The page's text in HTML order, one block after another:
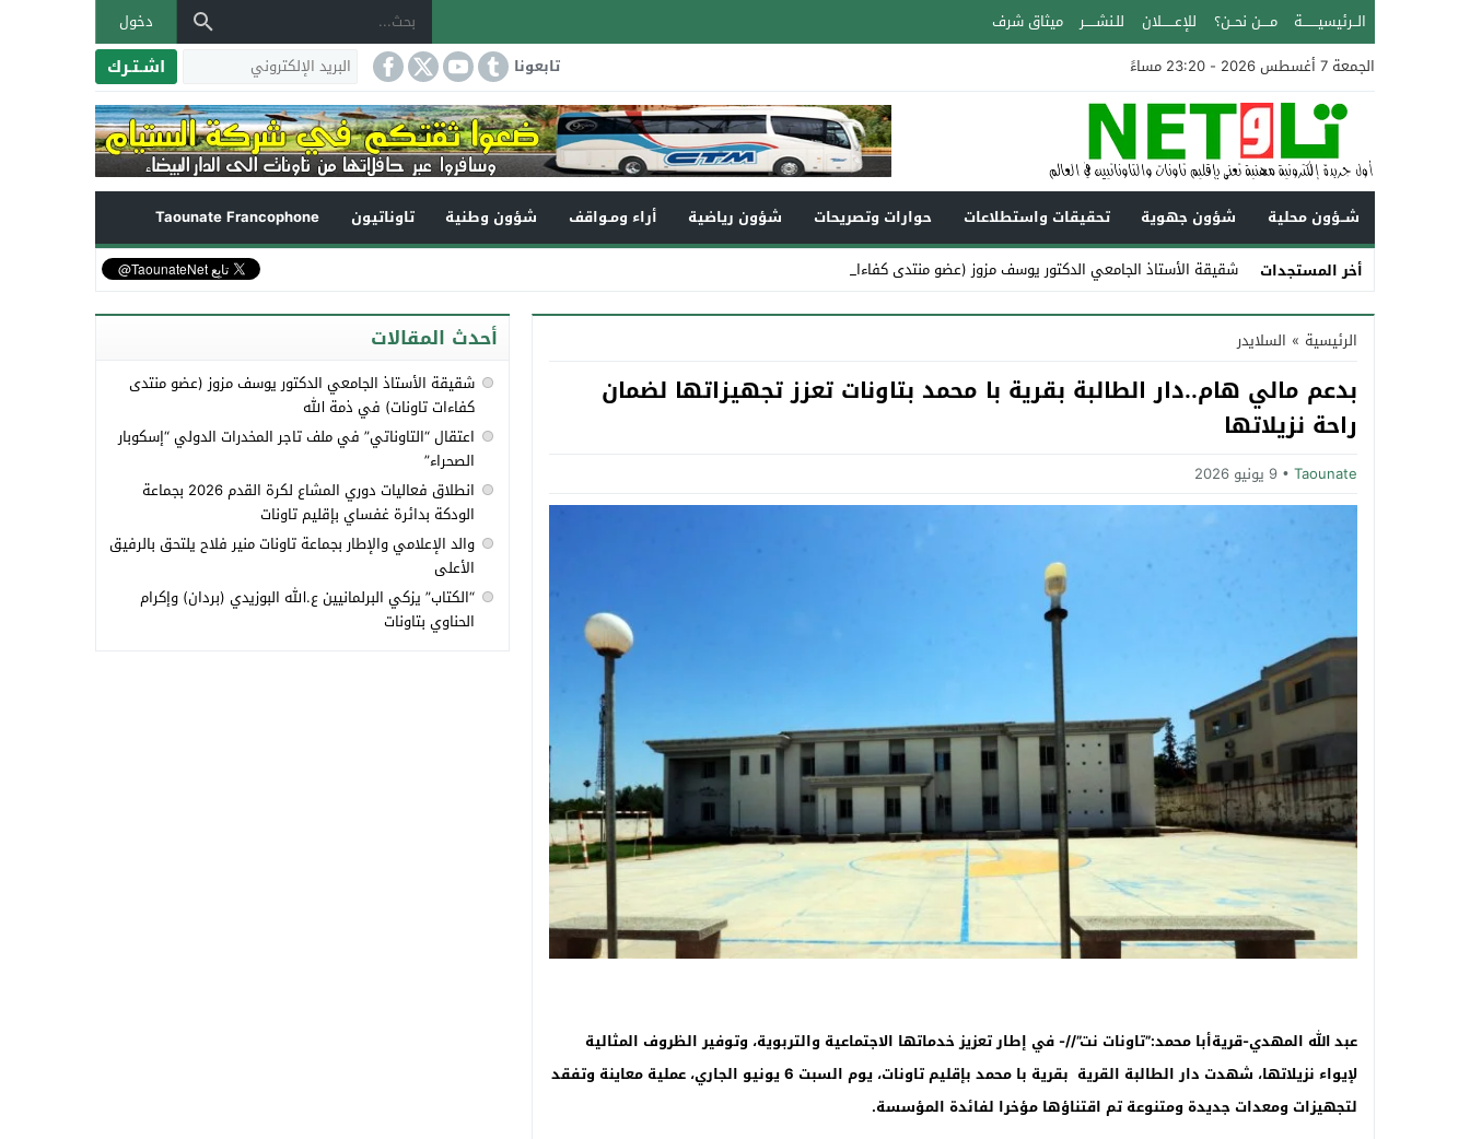
الــرئيسيـــــــة مــــن نحــن؟ للإعــــــلان للـنشـــــر ميثاق شرف
دخول
الجمعة 7 أغسطس 2026 - 23:20 مساءً
تابعونا اشـتـرك
شــؤون محلية شؤون جهوية تحقيقات واستطلاعات حوارات وتصريحات شؤون رياضية أراء ومـواقف شؤون وطنية تاوناتيون
Taounate Francophone
أخر المستجدات
شقيقة الأستاذ الجامعي الدكتور يوسف مزوز (عضو منتدى كفاءات تاونات) في ذمة_
Stop
Previous
Next
الرئيسية » السلايدر
بدعم مالي هام..دار الطالبة بقرية با محمد بتاونات تعزز تجهيزاتها لضمان
راحة نزيلاتها
Taounate 9 يونيو 2026
عبد الله المهدي-قريةأبا محمد:”تاونات نت”//- في إطار تعزيز خدماتها الاجتماعية والتربوية، وتوفير الظروف المثالية
لإيواء نزيلاتها، شهدت دار الطالبة القرية بقرية با محمد بإقليم تاونات، يوم السبت 6 يونيو الجاري، عملية معاينة وتفقد
لتجهيزات ومعدات جديدة ومتنوعة تم اقتناؤها مؤخرا لفائدة المؤسسة.
أحدث المقالات
شقيقة الأستاذ الجامعي الدكتور يوسف مزوز (عضو منتدى
كفاءات تاونات) في ذمة الله
اعتقال “التاوناتي” في ملف تاجر المخدرات الدولي “إسكوبار
الصحراء”
انطلاق فعاليات دوري المشاع لكرة القدم 2026 بجماعة
الودكة بدائرة غفساي بإقليم تاونات
والد الإعلامي والإطار بجماعة تاونات منير فلاح يلتحق بالرفيق
الأعلى
“الكتاب” يزكي البرلمانيين ع.الله البوزيدي (بردان) وإكرام
الحناوي بتاونات